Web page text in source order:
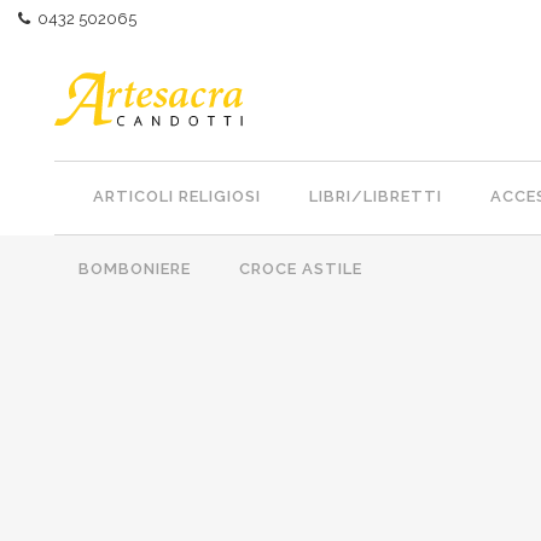
0432 502065
ARTICOLI RELIGIOSI LIBRI/LIBRETTI
BOMBONIERE CROCE ASTILE